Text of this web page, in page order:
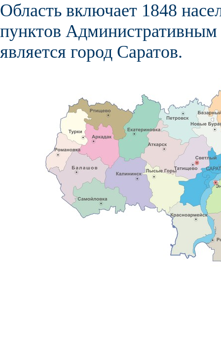
Область включает 1848
пунктов Административным
является город Саратов.